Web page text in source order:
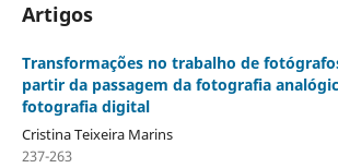
Artigos
Transformações no trabalho de
partir da passagem da fotografia
fotografia digital
Cristina Teixeira Marins
237-263